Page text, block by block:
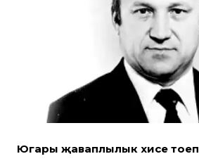
Югары җаваплылык хисе тоеп